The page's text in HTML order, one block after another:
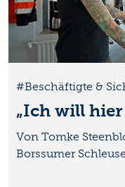
#Beschäftigte &
„Ich will
Von Tomke
Borssumer Schleuse